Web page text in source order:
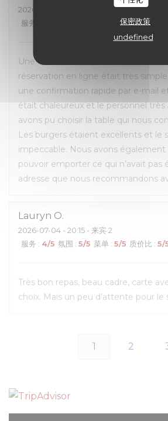
保密政策
undefined
2026-07-05
服务
/5 质价比
Une excellente expérience du début
réservation en ligne était très
une confirmation rapide par e-mail et
était chaleureux et le personnel très
avons pu choisir la table qui nous
Les burgers étaient excellents et le
impeccable. Nous avons également
pouvoir emporter ce qui n’avait pas
adresse que nous recommandons
Lauryn O
2026-07-04 - 20:15 - 来宾 2
服务 : 4/5 氛围 : 5/5 菜单 : 5/5 质价比 : 5/
Très bon repas, beau cadre, carte
choix. Mais un peu d’attente pour le
1 2